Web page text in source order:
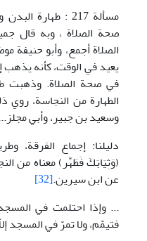
مسألة 217 :
صحة الصلاة ، وبه قال
الصلاة أجمع، وأبو حنيفة
يعيد في الوقت، كأنه
في صحة الصلاة. وذهبت
الطهارة من النجاسة،
وسعيد بن جبير، وأبي
دليلنا: إجماع الفرقة،
(وَثِيَابَكَ فَطَهِّر) معناه من
عن ابن سيرين.[32]
فتيمّم، ولا تمرّ في المسجد